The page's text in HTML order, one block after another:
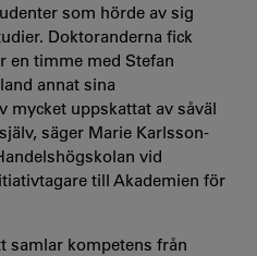
som hörde av sig
Doktoranderna fick
en timme med Stefan
annat sina
mycket uppskattat av såväl
säger Marie Karlsson-
vid
till Akademien för
samlar kompetens från